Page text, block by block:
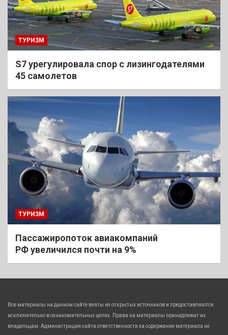
ТУРИЗМ
S7 урегулировала спор с лизингодателями
45 самолетов
ТУРИЗМ
Пассажиропоток авиакомпаний
РФ увеличился почти на 9%
Все материалы на данном сайте взяты из открытых источников и предоставляются
исключительно в ознакомительных целях. Права на материалы принадлежат их
владельцам. Администрация сайта ответственности за содержание материала не